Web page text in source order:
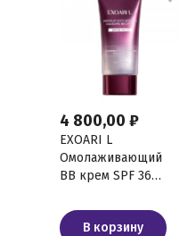
4 800,00 ₽
EXOARI L
Омолаживающий
BB крем SPF 36
В корзину